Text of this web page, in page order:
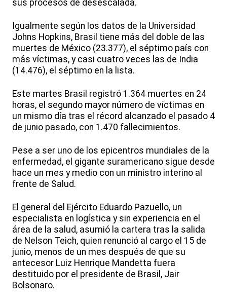
sus procesos de desescalada.
Igualmente según los datos de la Universidad
Johns Hopkins, Brasil tiene más del doble de las
muertes de México (23.377), el séptimo país con
más víctimas, y casi cuatro veces las de India
(14.476), el séptimo en la lista.
Este martes Brasil registró 1.364 muertes en 24
horas, el segundo mayor número de víctimas en
un mismo día tras el récord alcanzado el pasado 4
de junio pasado, con 1.470 fallecimientos.
Pese a ser uno de los epicentros mundiales de la
enfermedad, el gigante suramericano sigue desde
hace un mes y medio con un ministro interino al
frente de Salud.
El general del Ejército Eduardo Pazuello, un
especialista en logística y sin experiencia en el
área de la salud, asumió la cartera tras la salida
de Nelson Teich, quien renunció al cargo el 15 de
junio, menos de un mes después de que su
antecesor Luiz Henrique Mandetta fuera
destituido por el presidente de Brasil, Jair
Bolsonaro.